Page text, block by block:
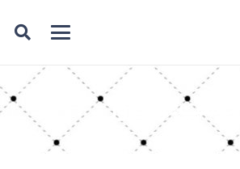
برچسب: زنگزور